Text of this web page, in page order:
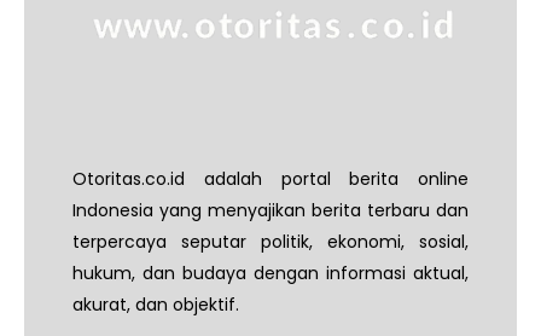
Otoritas.co.id adalah portal berita online
Indonesia yang menyajikan berita terbaru dan
terpercaya seputar politik, ekonomi, sosial,
hukum, dan budaya dengan informasi aktual,
akurat, dan objektif.